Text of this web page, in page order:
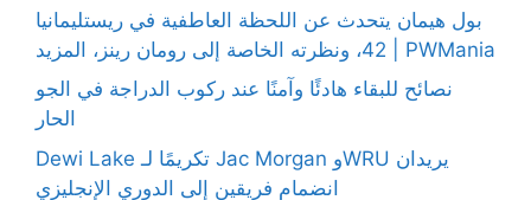
بول هيمان يتحدث عن اللحظة العاطفية في ريستليمانيا
42، ونظرته الخاصة إلى رومان رينز، المزيد | PWMania
نصائح للبقاء هادئًا وآمنًا عند ركوب الدراجة في الجو
الحار
Dewi Lake تكريمًا لـ Jac Morgan وWRU يريدان
انضمام فريقين إلى الدوري الإنجليزي